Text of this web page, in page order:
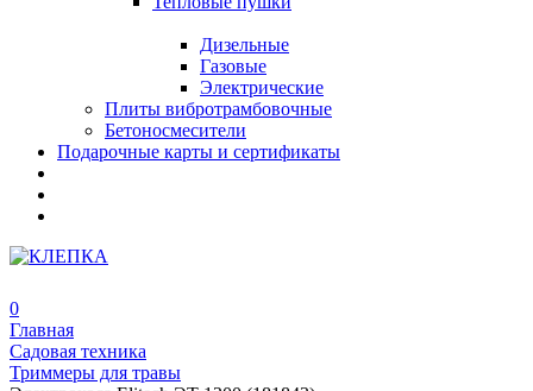
Дизельные
Газовые
Электрические
Плиты вибротрамбовочные
Бетоносмесители
Подарочные карты и сертификаты
0
Главная
Садовая техника
Триммеры для травы